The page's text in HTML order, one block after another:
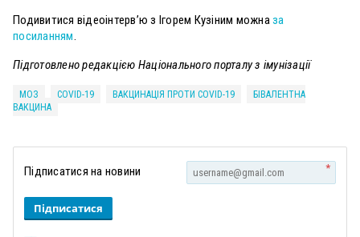
Подивитися відеоінтерв’ю з Ігорем Кузіним можназа
посиланням.
Підготовлено редакцією Національного порталу з імунізації
МОЗ COVID-19 ВАКЦИНАЦІЯ ПРОТИ COVID-19
БІВАЛЕНТНА
ВАКЦИНА
Підписатися на новини *
Підписатися